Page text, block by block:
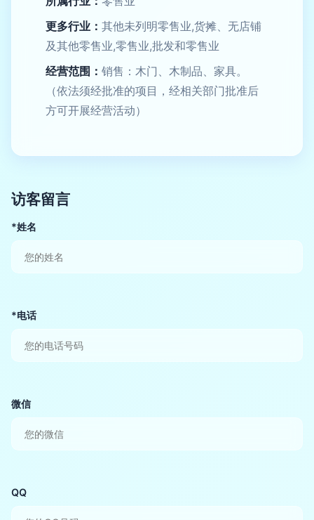
更多行业： 其他未列明零售业,货摊、无店铺
及其他零售业,零售业,批发和零售业
经营范围： 销售：木门、木制品、家具。
（依法须经批准的项目，经相关部门批准后
方可开展经营活动）
访客留言
*姓名
*电话
微信
QQ